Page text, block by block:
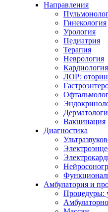
Направления
Гинекология
Урология
Педиатрия
Терапия
Неврология
Кардиология
ЛОР:
Вакцинация
Диагностика
Амбулатория и
Процедуры: